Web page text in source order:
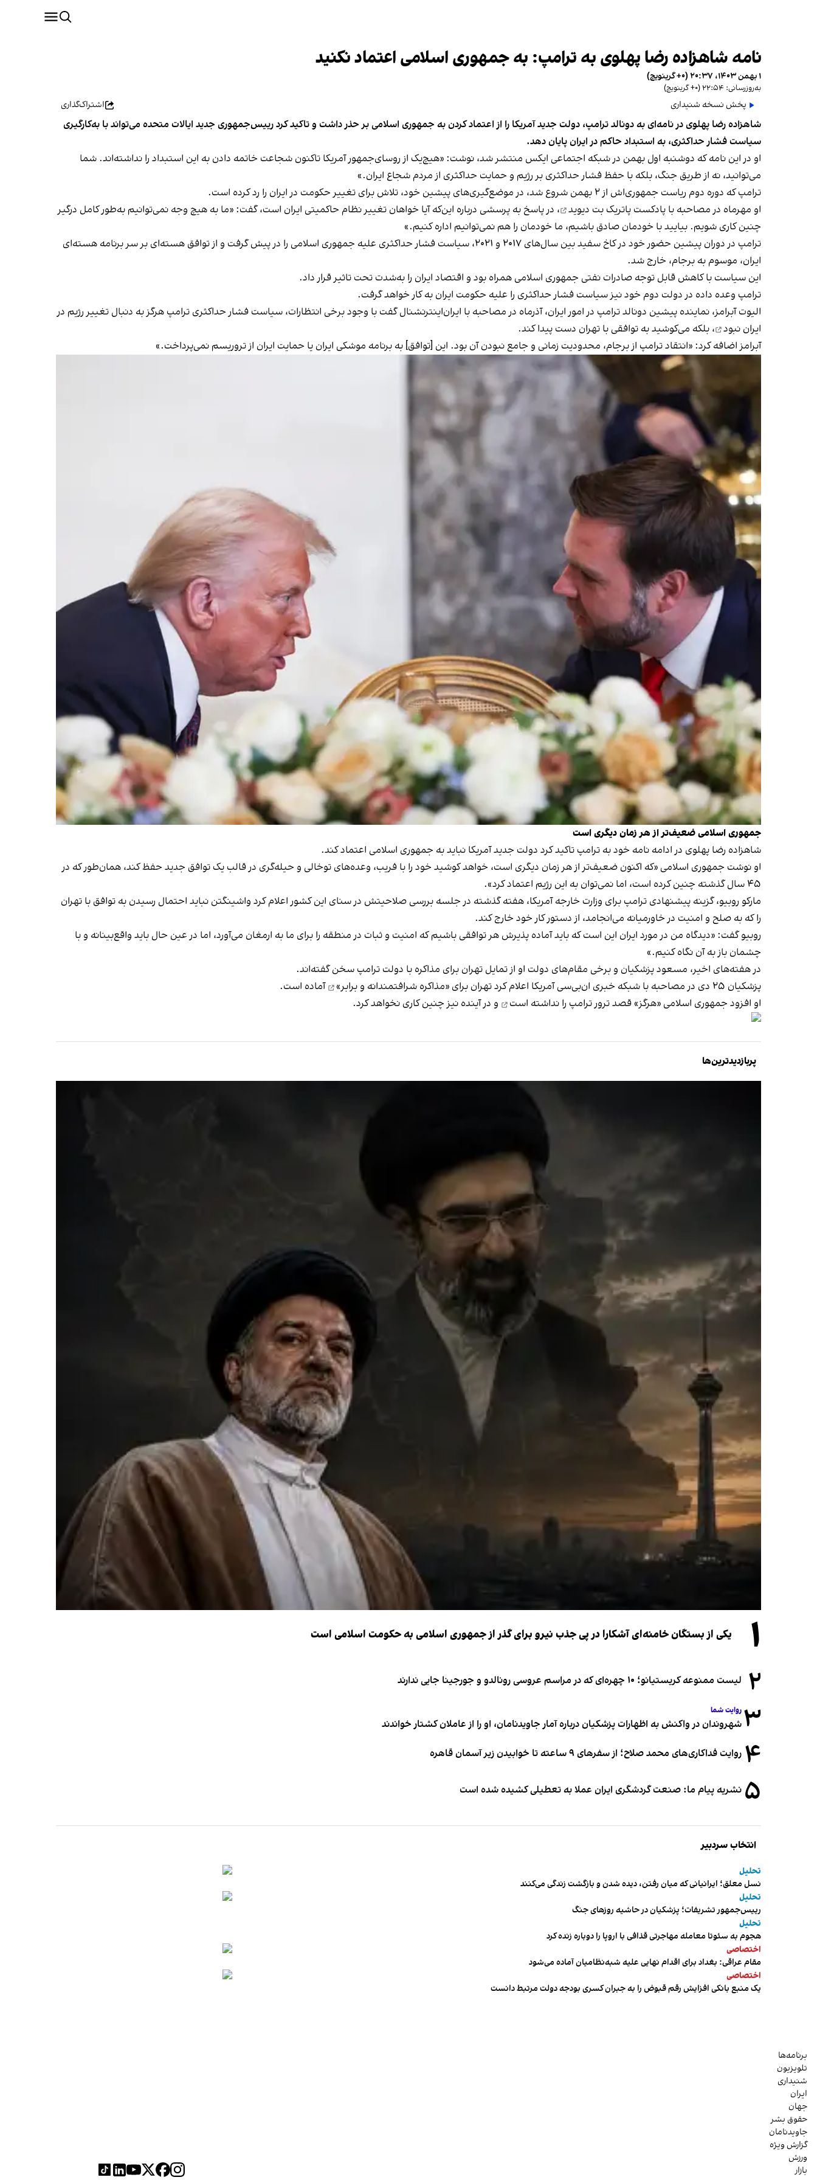
نامه شاهزاده رضا پهلوی به ترامپ: به جمهوری اسلامی اعتماد نکنید
۱ بهمن ۱۴۰۳، ۲۰:۳۷ (‎+۰ گرینویچ)
به‌روزرسانی: ۲۲:۵۴ (‎+۰ گرینویچ)
پخش نسخه شنیداری اشتراک‌گذاری
شاهزاده رضا پهلوی در نامه‌ای به دونالد ترامپ، دولت جدید آمریکا را از اعتماد کردن به جمهوری اسلامی بر حذر داشت و تاکید کرد رییس‌جمهوری جدید ایالات متحده می‌تواند با به‌کارگیری
سیاست فشار حداکثری، به استبداد حاکم در ایران پایان دهد.
او در این نامه که دوشنبه اول بهمن در شبکه اجتماعی ایکس منتشر شد، نوشت: «هیچ‌یک از روسای‌جمهور آمریکا تاکنون شجاعت خاتمه دادن به این استبداد را نداشته‌اند. شما
می‌توانید، نه از طریق جنگ، بلکه با حفظ فشار حداکثری بر رژیم و حمایت حداکثری از مردم شجاع ایران.»
ترامپ که دوره دوم ریاست‌ جمهوری‌اش از ۲ بهمن شروع شد، در موضع‌گیری‌های پیشین خود، تلاش برای تغییر حکومت در ایران را رد کرده است.
او مهرماه درمصاحبه با پادکست پاتریک بت دیوید
، در پاسخ به پرسشی درباره این‌که آیا خواهان تغییر نظام حاکمیتی ایران است، گفت: «ما به هیچ وجه نمی‌توانیم به‌طور کامل درگیر
چنین کاری شویم. بیایید با خودمان صادق باشیم، ما خودمان را هم نمی‌توانیم اداره کنیم.»
ترامپ در دوران پیشین حضور خود در کاخ سفید بین سال‌های ۲۰۱۷ و ۲۰۲۱، سیاست فشار حداکثری علیه جمهوری اسلامی را در پیش گرفت و از توافق هسته‌ای بر سر برنامه هسته‌ای
ایران، موسوم به برجام، خارج شد.
این سیاست با کاهش قابل توجه صادرات نفتی جمهوری اسلامی همراه بود و اقتصاد ایران را به‌شدت تحت تاثیر قرار داد.
ترامپ وعده داده در دولت دوم خود نیز سیاست فشار حداکثری را علیه حکومت ایران به کار خواهد گرفت.
الیوت آبرامز، نماینده پیشین دونالد ترامپ در امور ایران، آذرماه در مصاحبه با ایران‌اینترنشنال گفت با وجود برخی انتظارات، سیاست فشار حداکثری ترامپ هرگزبه‌ دنبال تغییر رژیم در
ایران نبود
، بلکه می‌کوشید به توافقی با تهران دست پیدا کند.
آبرامز اضافه کرد: «انتقاد ترامپ از برجام، محدودیت زمانی و جامع نبودن آن بود. این [توافق] به برنامه موشکی ایران یا حمایت ایران از تروریسم نمی‌پرداخت.»
جمهوری اسلامی ضعیف‌تر از هر زمان دیگری است
شاهزاده رضا پهلوی در ادامه نامه خود به ترامپ تاکید کرد دولت جدید آمریکا نباید به جمهوری اسلامی اعتماد کند.
او نوشت جمهوری اسلامی «که اکنون ضعیف‌تر از هر زمان دیگری است، خواهد کوشید خود را با فریب، وعده‌های توخالی و حیله‌گری در قالب یک توافق جدید حفظ کند، همان‌طور که در
۴۵ سال گذشته چنین کرده است، اما نمی‌توان به این رژیم اعتماد کرد».
مارکو روبیو، گزینه پیشنهادی ترامپ برای وزارت خارجه آمریکا، هفته گذشته در جلسه بررسی صلاحیتش در سنای این کشور اعلام کرد واشینگتن نباید احتمال رسیدن به توافق با تهران
را که به صلح و امنیت در خاورمیانه می‌انجامد، از دستور کار خود خارج کند.
روبیو گفت: «دیدگاه من در مورد ایران این است که باید آماده پذیرش هر توافقی باشیم که امنیت و ثبات در منطقه را برای ما به ارمغان می‌آورد، اما در عین حال باید واقع‌بینانه و با
چشمان باز به آن نگاه کنیم.»
در هفته‌های اخیر، مسعود پزشکیان و برخی مقام‌های دولت او از تمایل تهران برای مذاکره با دولت ترامپ سخن گفته‌اند.
پزشکیان ۲۵ دی در مصاحبه با شبکه خبری ان‌بی‌سی آمریکا اعلام کرد تهران برای
«مذاکره شرافتمندانه و برابر»
آماده است.
او افزود جمهوری اسلامی «هرگز»قصد ترور ترامپ را نداشته است و در آینده نیز چنین کاری نخواهد کرد.
پربازدیدترین‌ها
۱ یکی از بستگان خامنه‌ای آشکارا در پی جذب نیرو برای گذر از جمهوری اسلامی به حکومت اسلامی است
۲ لیست ممنوعه کریستیانو؛ ۱۰ چهره‌ای که در مراسم عروسی رونالدو و جورجینا جایی ندارند
۳ روایت شما
شهروندان در واکنش به اظهارات پزشکیان درباره آمار جاویدنامان، او را از عاملان کشتار خواندند
۴ روایت فداکاری‌های محمد صلاح؛ از سفرهای ۹ ساعته تا خوابیدن زیر آسمان قاهره
۵ نشریه پیام ما: صنعت گردشگری ایران عملا به تعطیلی کشیده شده است
انتخاب سردبیر
تحلیل
نسل معلق؛ ایرانیانی که میان رفتن، دیده شدن و بازگشت زندگی می‌کنند
تحلیل
رییس‌جمهور تشریفات؛ پزشکیان در حاشیه روزهای جنگ
تحلیل
هجوم به سئوتا معامله مهاجرتی قذافی با اروپا را دوباره زنده کرد
اختصاصی
مقام عراقی: بغداد برای اقدام نهایی علیه شبه‌نظامیان آماده می‌شود
اختصاصی
یک منبع بانکی افزایش رقم قبوض را به جبران کسری بودجه دولت مرتبط دانست
برنامه‌ها
تلویزیون
شنیداری
ایران
جهان
حقوق بشر
جاویدنامان
گزارش ویژه
ورزش
بازار